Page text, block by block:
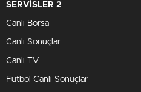
SERVİSLER 2
Canlı Borsa
Canlı Sonuçlar
Canlı TV
Futbol Canlı Sonuçlar